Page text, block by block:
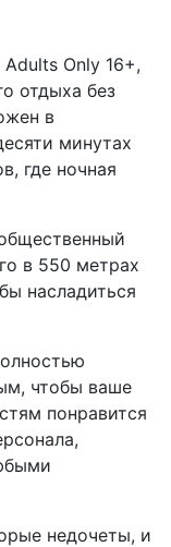
Only 16+,
отдыха без
в
минутах
где ночная
в 550 метрах
насладиться
чтобы ваше
понравится
недочеты, и